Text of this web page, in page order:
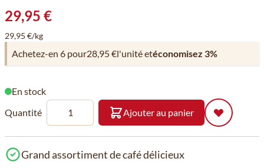
29,95 €
29,95 €/kg
Achetez-en 6 pour28,95 €l'unité etéconomisez 3%
En stock
Quantité
Ajouter au panier
Grand assortiment de café délicieux